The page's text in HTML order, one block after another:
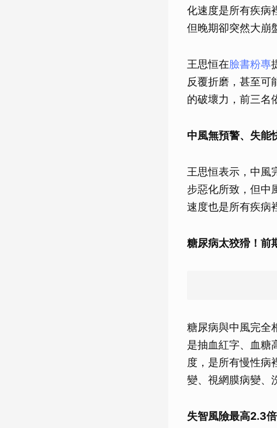
化速度是所有疾病
但晚期卻突然大崩
王思恒在臉書粉專
反覆折磨，甚至可
的破壞力，前三名
中風無預警、失
王思恒表示，中風
步惡化所致，但中
速度也是所有疾病
糖尿病太狡猾！前
糖尿病與中風完全
是抽血紅字、血糖
度，是所有慢性病
變、視網膜病變、
失智風險最高2.3